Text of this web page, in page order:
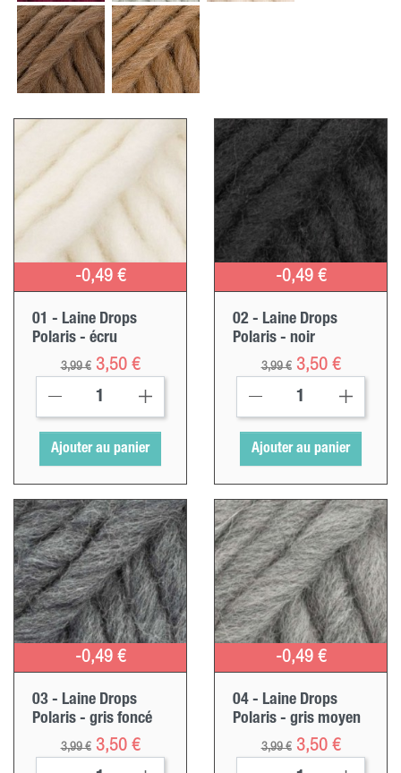
-0,49 €
01 - Laine Drops
Polaris - écru
Prix ​​habituel
3,99 € Prix
3,50 €
Ajouter au panier
-0,49 €
02 - Laine Drops
Polaris - noir
Prix ​​habituel
3,99 € Prix
3,50 €
Ajouter au panier
-0,49 €
03 - Laine Drops
Polaris - gris foncé
Prix ​​habituel
3,99 € Prix
3,50 €
-0,49 €
04 - Laine Drops
Polaris - gris moyen
Prix ​​habituel
3,99 € Prix
3,50 €